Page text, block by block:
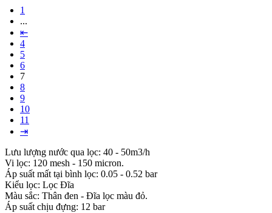
1
...
⇤
4
5
6
7
8
9
10
11
⇥
Lưu lượng nước qua lọc: 40 - 50m3/h
Vi lọc: 120 mesh - 150 micron.
Áp suất mất tại bình lọc: 0.05 - 0.52 bar
Kiểu lọc: Lọc Đĩa
Màu sắc: Thân đen - Đĩa lọc màu đỏ.
Áp suất chịu đựng: 12 bar